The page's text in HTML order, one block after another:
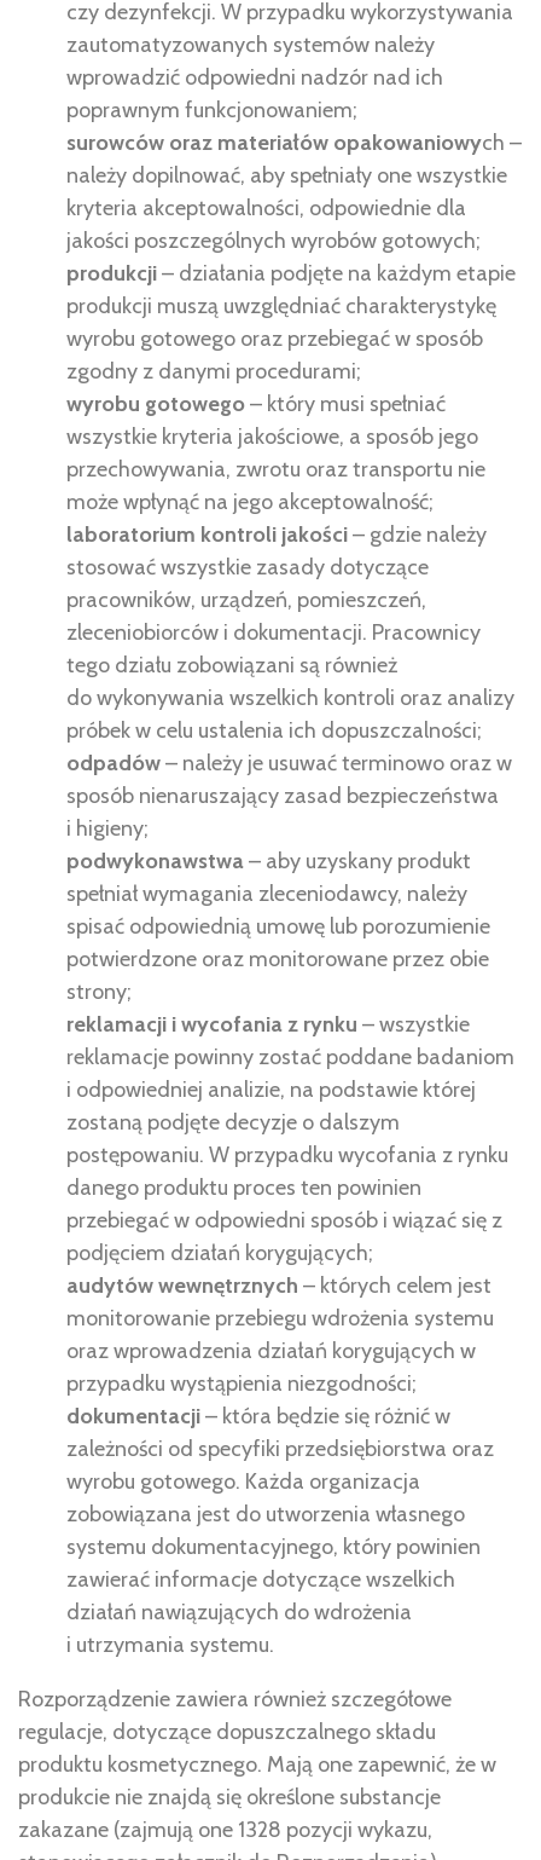
czy dezynfekcji. W przypadku wykorzystywania
zautomatyzowanych systemów należy
wprowadzić odpowiedni nadzór nad ich
poprawnym funkcjonowaniem;
surowców oraz materiałów opakowaniowych –
należy dopilnować, aby spełniały one wszystkie
kryteria akceptowalności, odpowiednie dla
jakości poszczególnych wyrobów gotowych;
produkcji– działania podjęte na każdym etapie
produkcji muszą uwzględniać charakterystykę
wyrobu gotowego oraz przebiegać w sposób
zgodny z danymi procedurami;
wyrobu gotowego– który musi spełniać
wszystkie kryteria jakościowe, a sposób jego
przechowywania, zwrotu oraz transportu nie
może wpłynąć na jego akceptowalność;
laboratorium kontroli jakości– gdzie należy
stosować wszystkie zasady dotyczące
pracowników, urządzeń, pomieszczeń,
zleceniobiorców i dokumentacji. Pracownicy
tego działu zobowiązani są również
do wykonywania wszelkich kontroli oraz analizy
próbek w celu ustalenia ich dopuszczalności;
odpadów– należy je usuwać terminowo oraz w
sposób nienaruszający zasad bezpieczeństwa
i higieny;
podwykonawstwa– aby uzyskany produkt
spełniał wymagania zleceniodawcy, należy
spisać odpowiednią umowę lub porozumienie
potwierdzone oraz monitorowane przez obie
strony;
reklamacji i wycofania z rynku – wszystkie
reklamacje powinny zostać poddane badaniom
i odpowiedniej analizie, na podstawie której
zostaną podjęte decyzje o dalszym
postępowaniu. W przypadku wycofania z rynku
danego produktu proces ten powinien
przebiegać w odpowiedni sposób i wiązać się z
podjęciem działań korygujących;
audytów wewnętrznych – których celem jest
monitorowanie przebiegu wdrożenia systemu
oraz wprowadzenia działań korygujących w
przypadku wystąpienia niezgodności;
dokumentacji– która będzie się różnić w
zależności od specyfiki przedsiębiorstwa oraz
wyrobu gotowego. Każda organizacja
zobowiązana jest do utworzenia własnego
systemu dokumentacyjnego, który powinien
zawierać informacje dotyczące wszelkich
działań nawiązujących do wdrożenia
i utrzymania systemu.
Rozporządzenie zawiera również szczegółowe
regulacje, dotyczące dopuszczalnego składu
produktu kosmetycznego. Mają one zapewnić, że w
produkcie nie znajdą się określone substancje
zakazane (zajmują one 1328 pozycji wykazu,